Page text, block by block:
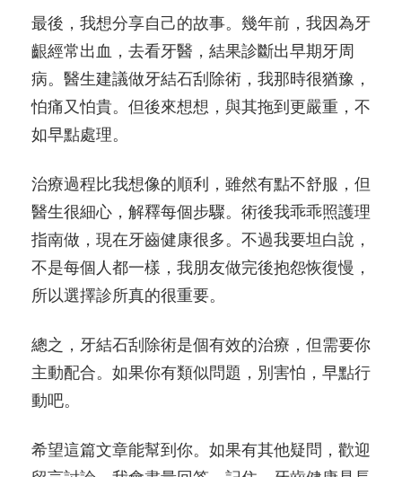
最後，我想分享自己的故事。幾年前，我因為牙
齦經常出血，去看牙醫，結果診斷出早期牙周
病。醫生建議做牙結石刮除術，我那時很猶豫，
怕痛又怕貴。但後來想想，與其拖到更嚴重，不
如早點處理。
治療過程比我想像的順利，雖然有點不舒服，但
醫生很細心，解釋每個步驟。術後我乖乖照護理
指南做，現在牙齒健康很多。不過我要坦白說，
不是每個人都一樣，我朋友做完後抱怨恢復慢，
所以選擇診所真的很重要。
總之，牙結石刮除術是個有效的治療，但需要你
主動配合。如果你有類似問題，別害怕，早點行
動吧。
希望這篇文章能幫到你。如果有其他疑問，歡迎